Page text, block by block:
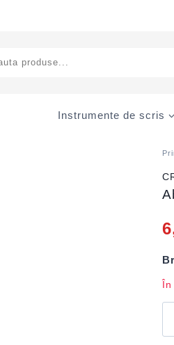
Instrumente de scris
-